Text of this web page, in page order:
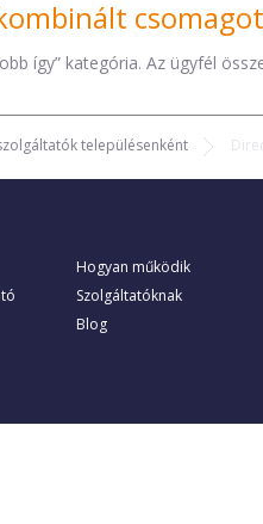
így” kategória. Az ügyfél
településenként
Hogyan működik
Szolgáltatóknak
Blog